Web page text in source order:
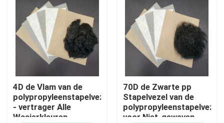
Producten
Over ons
Kwaliteitscontrole
4D de Vlam van de
polypropyleenstapelvezel
- vertrager Alle
Waaierkleuren
70D de Zwarte pp
Stapelvezel van de
polypropyleenstapelvezel
voor Niet-geweven